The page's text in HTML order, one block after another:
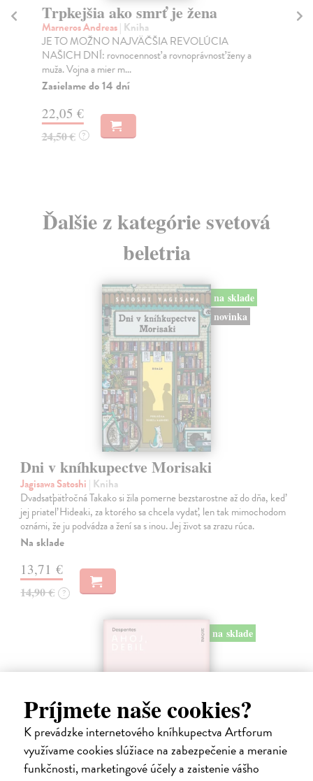
Príjmete naše cookies?
K prevádzke internetového kníhkupectva Artforum
využívame cookies slúžiace na zabezpečenie a meranie
funkčnosti, marketingové účely a zaistenie vášho
Trpkejšia ako smrť je žena
Marneros Andreas| Kniha
JE TO MOŽNO NAJVÄČŠIA REVOLÚCIA
NAŠICH DNÍ: rovnocennosť a rovnoprávnosť ženy a
muža. Vojna a mier m...
Zasielame do 14 dní
22,05 €
24,50 € ?
Ďalšie z kategórie svetová
beletria
na sklade
novinka
Dni v kníhkupectve Morisaki
Jagisawa Satoshi | Kniha
Dvadsaťpäťročná Takako si žila pomerne bezstarostne až do dňa, keď
jej priateľ Hideaki, za ktorého sa chcela vydať, len tak mimochodom
oznámi, že ju podvádza a žení sa s inou. Jej život sa zrazu rúca.
Na sklade
13,71 €
14,90 € ?
na sklade